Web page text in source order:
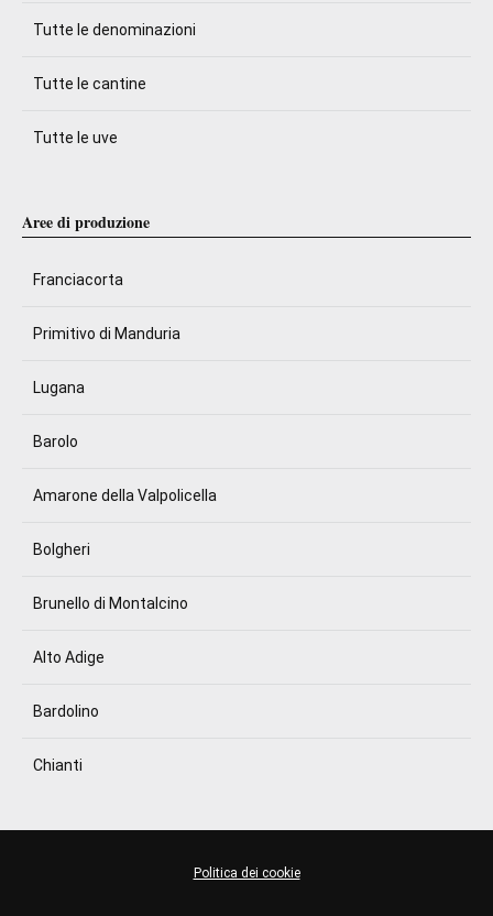
Tutte le denominazioni
Tutte le cantine
Tutte le uve
Aree di produzione
Franciacorta
Primitivo di Manduria
Lugana
Barolo
Amarone della Valpolicella
Bolgheri
Brunello di Montalcino
Alto Adige
Bardolino
Chianti
Politica dei cookie